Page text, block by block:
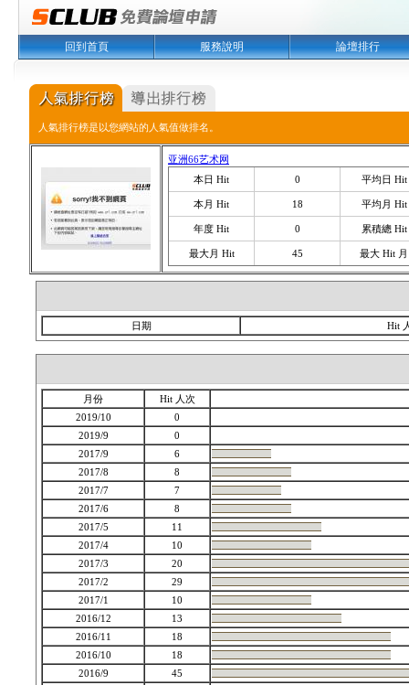
回到首頁 服務說明 論壇排行
人氣排行榜是以您網站的人氣值做排名。
亚洲66艺术网
本日 Hit
0 平均日 Hit
本月 Hit 18 平均月 Hit
年度 Hit 0 累積總 Hit
最大月 Hit 45 最大 Hit 月
日期 Hit
月份
Hit 人次
2019/10
0
2019/9
0
2017/9
6
2017/8
8
2017/7
7
2017/6
8
2017/5
11
2017/4
10
2017/3
20
2017/2
29
2017/1
10
2016/12
13
2016/11
18
2016/10
18
2016/9
45